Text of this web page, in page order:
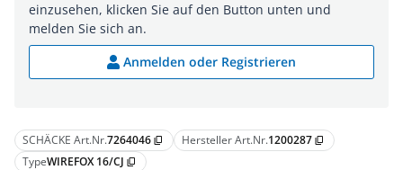
SCHÄCKE Art.Nr.7264046 content_copy Hersteller Art.Nr.1200287 content_copy
TypeWIREFOX 16/CJ content_copy
einzusehen, klicken Sie auf den Button unten und
melden Sie sich an.
Anmelden oder Registrieren